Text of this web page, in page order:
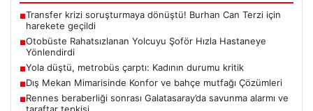
■Transfer krizi soruşturmaya dönüştü! Burhan Can Terzi için
harekete geçildi
■Otobüste Rahatsızlanan Yolcuyu Şoför Hızla Hastaneye
Yönlendirdi
■Yola düştü, metrobüs çarptı: Kadının durumu kritik
■Dış Mekan Mimarisinde Konfor ve bahçe mutfağı Çözümleri
■Rennes beraberliği sonrası Galatasaray’da savunma alarmı ve